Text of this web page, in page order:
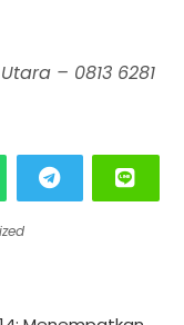
– 0813 6281